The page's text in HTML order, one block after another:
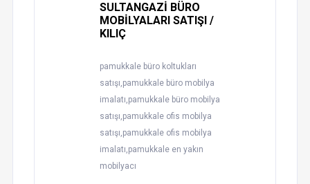
SULTANGAZİ BÜRO
MOBİLYALARI SATIŞI /
KILIÇ
pamukkale büro koltukları
satışı,pamukkale büro mobilya
imalatı,pamukkale büro mobilya
satışı,pamukkale ofis mobilya
satışı,pamukkale ofis mobilya
imalatı,pamukkale en yakın
mobilyacı